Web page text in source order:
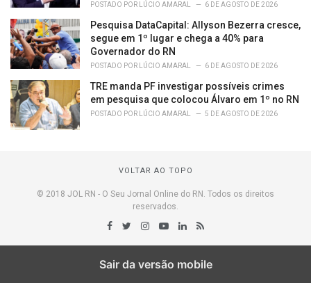
POSTADO POR LÚCIO AMARAL 6 DE AGOSTO DE 2026
Pesquisa DataCapital: Allyson Bezerra cresce,
segue em 1º lugar e chega a 40% para
Governador do RN
POSTADO POR LÚCIO AMARAL 6 DE AGOSTO DE 2026
TRE manda PF investigar possíveis crimes
em pesquisa que colocou Álvaro em 1º no RN
POSTADO POR LÚCIO AMARAL 5 DE AGOSTO DE 2026
VOLTAR AO TOPO
© 2018 JOL RN - O Seu Jornal Online do RN. Todos os direitos
reservados.
Sair da versão mobile